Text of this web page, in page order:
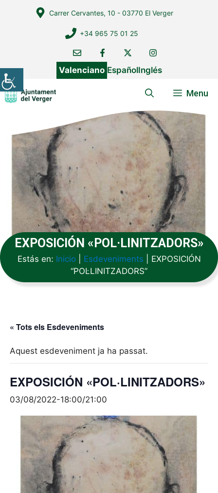
Carrer Cervantes, 10 - 03770 El Verger
+34 965 75 01 25
Valenciano EspañolInglés
Menu
EXPOSICIÓN «POL·LINITZADORS»
Estás en: Inicio| Esdeveniments
EXPOSICIÓN
“POL·LINITZADORS”
« Tots els Esdeveniments
Aquest esdeveniment ja ha passat.
EXPOSICIÓN «POL·LINITZADORS»
03/08/2022-18:00/21:00